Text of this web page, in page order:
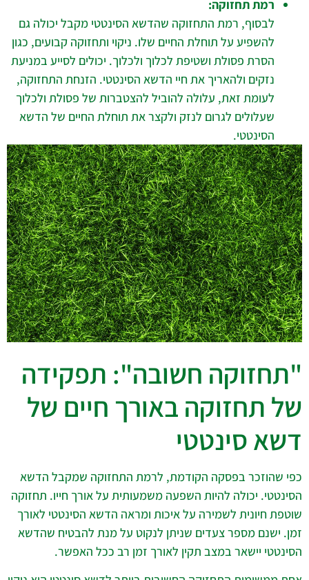
רמת תחזוקה:
לבסוף, רמת התחזוקה שהדשא הסינטטי מקבל יכולה גם
להשפיע על תוחלת החיים שלו. ניקוי ותחזוקה קבועים, כגון
הסרת פסולת ושטיפת לכלוך ולכלוך. יכולים לסייע במניעת
נזקים ולהאריך את חיי הדשא הסינטטי. הזנחת התחזוקה,
לעומת זאת, עלולה להוביל להצטברות של פסולת ולכלוך
שעלולים לגרום לנזק ולקצר את תוחלת החיים של הדשא
הסינטטי.
"תחזוקה חשובה": תפקידה
של תחזוקה באורך חיים של
דשא סינטטי
כפי שהוזכר בפסקה הקודמת, לרמת התחזוקה שמקבל הדשא
הסינטטי. יכולה להיות השפעה משמעותית על אורך חייו. תחזוקה
שוטפת חיונית לשמירה על איכות ומראה הדשא הסינטטי לאורך
זמן. ישנם מספר צעדים שניתן לנקוט על מנת להבטיח שהדשא
הסינטטי יישאר במצב תקין לאורך זמן רב ככל האפשר.